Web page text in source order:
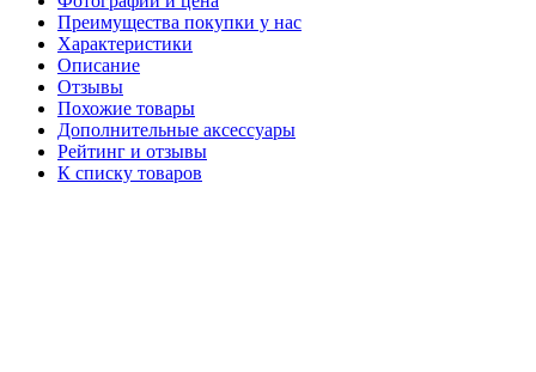
Преимущества покупки у нас
Характеристики
Описание
Отзывы
Похожие товары
Дополнительные аксессуары
Рейтинг и отзывы
К списку товаров